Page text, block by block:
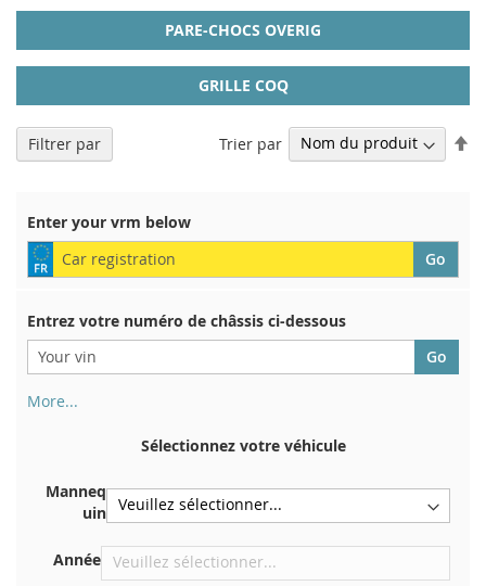
PARE-CHOCS OVERIG
GRILLE COQ
Trier par
Enter your vrm below
Entrez votre numéro de châssis ci-dessous
More...
d'immatriculation. Et aussi dans la voiture
Centrer contre la cloison sous le capot
Directement dans le compartiment moteur
Près du pare-brise, sur le tableau de bord
Sélectionnez votre véhicule
Manneq
uin
Année
Filtrer par